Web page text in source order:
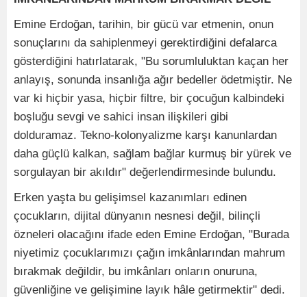
Emine Erdoğan, tarihin, bir gücü var etmenin, onun
sonuçlarını da sahiplenmeyi gerektirdiğini defalarca
gösterdiğini hatırlatarak, "Bu sorumluluktan kaçan her
anlayış, sonunda insanlığa ağır bedeller ödetmiştir. Ne
var ki hiçbir yasa, hiçbir filtre, bir çocuğun kalbindeki
boşluğu sevgi ve sahici insan ilişkileri gibi
dolduramaz. Tekno-kolonyalizme karşı kanunlardan
daha güçlü kalkan, sağlam bağlar kurmuş bir yürek ve
sorgulayan bir akıldır" değerlendirmesinde bulundu.
Erken yaşta bu gelişimsel kazanımları edinen
çocukların, dijital dünyanın nesnesi değil, bilinçli
özneleri olacağını ifade eden Emine Erdoğan, "Burada
niyetimiz çocuklarımızı çağın imkânlarından mahrum
bırakmak değildir, bu imkânları onların onuruna,
güvenliğine ve gelişimine layık hâle getirmektir" dedi.